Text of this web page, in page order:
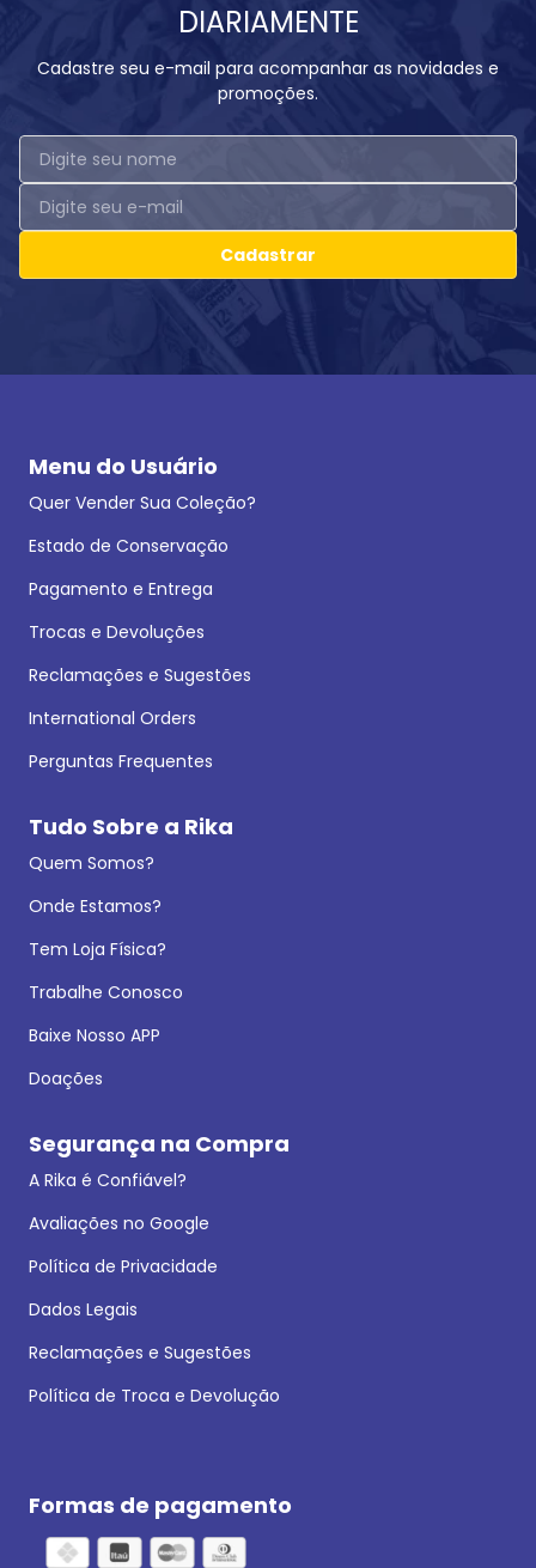
DIARIAMENTE
Cadastre seu e-mail para acompanhar as novidades e
promoções.
Cadastrar
Menu do Usuário
Quer Vender Sua Coleção?
Estado de Conservação
Pagamento e Entrega
Trocas e Devoluções
Reclamações e Sugestões
International Orders
Perguntas Frequentes
Tudo Sobre a Rika
Quem Somos?
Onde Estamos?
Tem Loja Física?
Trabalhe Conosco
Baixe Nosso APP
Doações
Segurança na Compra
A Rika é Confiável?
Avaliações no Google
Política de Privacidade
Dados Legais
Reclamações e Sugestões
Política de Troca e Devolução
Formas de pagamento